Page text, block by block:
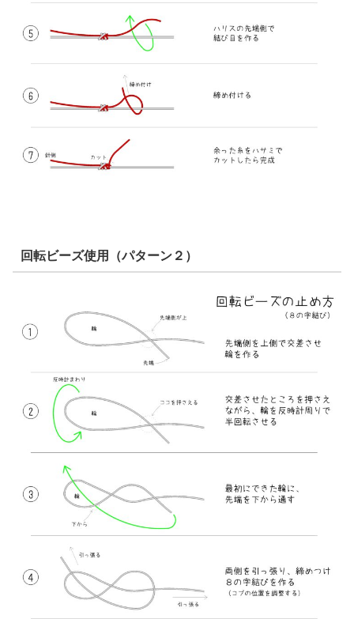
回転ビーズ使用（パターン２）